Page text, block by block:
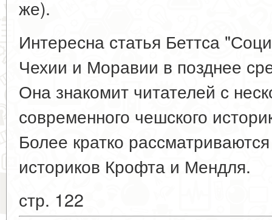
же).
Интересна статья Беттса
Чехии и Моравии в позднее
Она знакомит читателей с
современного чешского
Более кратко
историков Крофта и Мендля.
стр. 122